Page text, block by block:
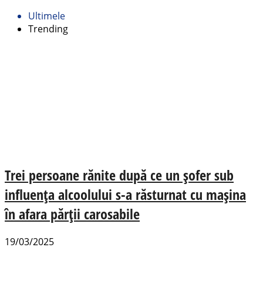
Ultimele
Trending
Trei persoane rănite după ce un șofer sub
influența alcoolului s-a răsturnat cu mașina
în afara părții carosabile
19/03/2025